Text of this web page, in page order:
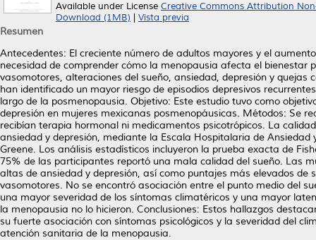
Available under License Creative Commons Attribution
Download (1MB)
Vista previa
Resumen
Antecedentes: El creciente número de adultos mayores y el
necesidad de comprender cómo la menopausia afecta el bienestar
vasomotores, alteraciones del sueño, ansiedad, depresión y
han identificado un mayor riesgo de episodios depresivos
largo de la posmenopausia. Objetivo: Este estudio tuvo como
depresión en mujeres mexicanas posmenopáusicas. Métodos: Se
recibían terapia hormonal ni medicamentos psicotrópicos. La
ansiedad y depresión, mediante la Escala Hospitalaria de
Greene. Los análisis estadísticos incluyeron la prueba exacta de
75% de las participantes reportó una mala calidad del sueño. Las
altas de ansiedad y depresión, así como puntajes más elevados
vasomotores. No se encontró asociación entre el punto medio del
una mayor severidad de los síntomas climatéricos y una mayor
la menopausia no lo hicieron. Conclusiones: Estos hallazgos
su fuerte asociación con síntomas psicológicos y la severidad del
atención sanitaria de la menopausia.